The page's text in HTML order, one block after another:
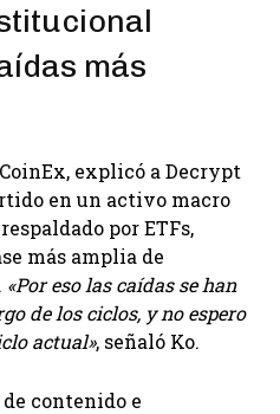
más
explicó a Decrypt
en un activo macro
por ETFs,
más amplia de
«Por eso las caídas se han
de los ciclos, y no espero
actual», señaló Ko.
contenido e